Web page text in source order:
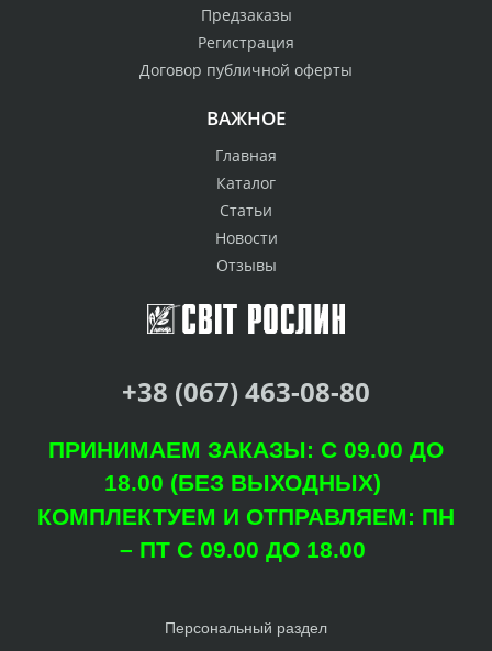
Предзаказы
Регистрация
Договор публичной оферты
ВАЖНОЕ
Главная
Каталог
Статьи
Новости
Отзывы
+38 (067) 463-08-80
ПРИНИМАЕМ ЗАКАЗЫ: С 09.00 ДО
18.00 (БЕЗ ВЫХОДНЫХ)
КОМПЛЕКТУЕМ И ОТПРАВЛЯЕМ: ПН
– ПТ С 09.00 ДО 18.00
Персональный раздел